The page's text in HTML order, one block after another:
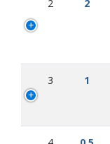
2 2
3 1